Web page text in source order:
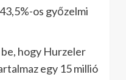
os győzelmi
hogy Hurzeler
egy 15 millió